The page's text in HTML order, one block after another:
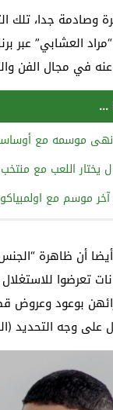
وصادمة جدا، تلك
“مراد العشابي”
في مجال الفن
موسمه مع
يختار اللعب مع
آخر موسم مع
أن ظاهرة
تعرضوا
بوعود
على وجه التحديد